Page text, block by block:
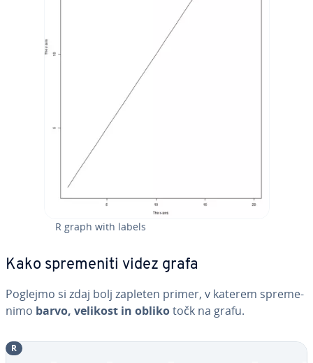
R graph with labels
Kako spre­me­ni­ti videz grafa
Poglejmo si zdaj bolj zapleten primer, v katerem spre­me­
ni­mo barvo, velikost in oblikotočk na grafu.
R